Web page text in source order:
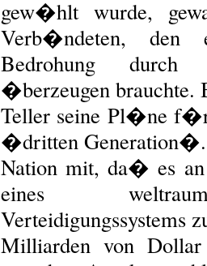
gew�hlt wurde,
Verb�ndeten,
Bedrohung
�berzeugen
Teller seine Pl�ne f�r
�dritten Generation�.
Nation mit, da� es
eines
Verteidigungssystems
Milliarden von